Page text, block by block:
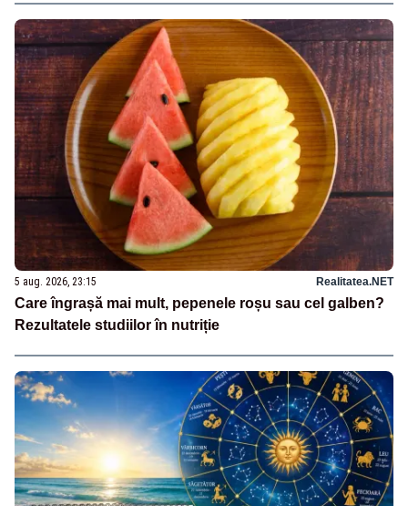
5 aug. 2026, 23:15 Realitatea.NET
Care îngrașă mai mult, pepenele roșu sau cel galben?
Rezultatele studiilor în nutriție